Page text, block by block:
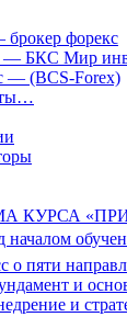
форекс
— БКС Мир
— (BCS-Forex)
КУРСА
о пяти
и
и